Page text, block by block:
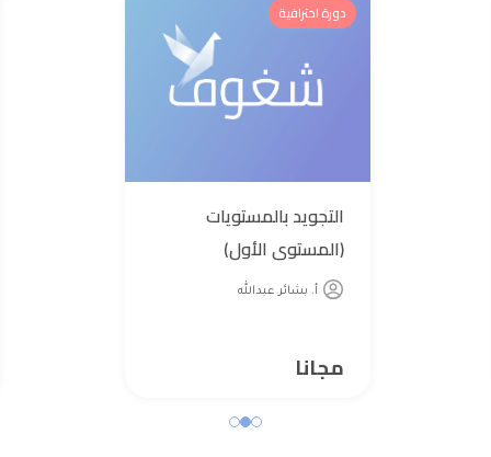
دورة احترافية
التجويد بالمستويات
(المستوى الأول)
أ. بشائر عبدالله
مجانا